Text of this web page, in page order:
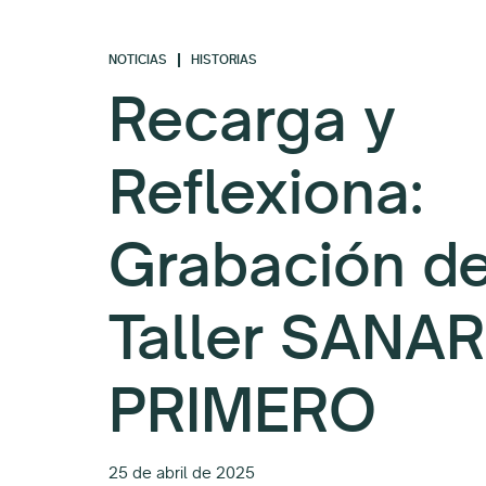
NOTICIAS HISTORIAS
Recarga y
Reflexiona:
Grabación
Taller SANAR
PRIMERO
25 de abril de 2025